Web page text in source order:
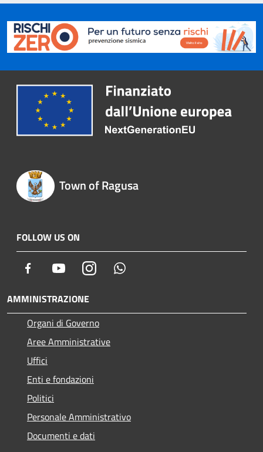
Town of Ragusa
FOLLOW US ON
Facebook YoutubeInstagram
AMMINISTRAZIONE
Organi di Governo
Aree Amministrative
Uffici
Enti e fondazioni
Politici
Personale Amministrativo
Documenti e dati